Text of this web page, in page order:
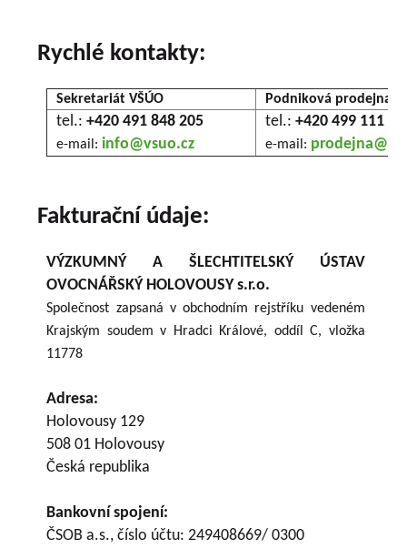
Rychlé kontakty:
Sekretariát VŠÚO Podniková prodejna
tel.:+420 491 848 205
e-mail: info@vsuo.cz
tel.:+420 499 111
e-mail:
Fakturační údaje:
VÝZKUMNÝ A ŠLECHTITELSKÝ ÚSTAV
OVOCNÁŘSKÝ HOLOVOUSY s.r.o.
Společnost zapsaná v obchodním rejstříku vedeném
Krajským soudem v Hradci Králové, oddíl C, vložka
11778
Adresa:
Holovousy 129
508 01 Holovousy
Česká republika
Bankovní spojení:
ČSOB a.s., číslo účtu: 249408669/ 0300